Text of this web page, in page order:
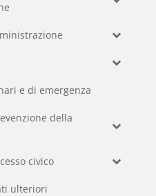
e di emergenza
della
civico
ulteriori